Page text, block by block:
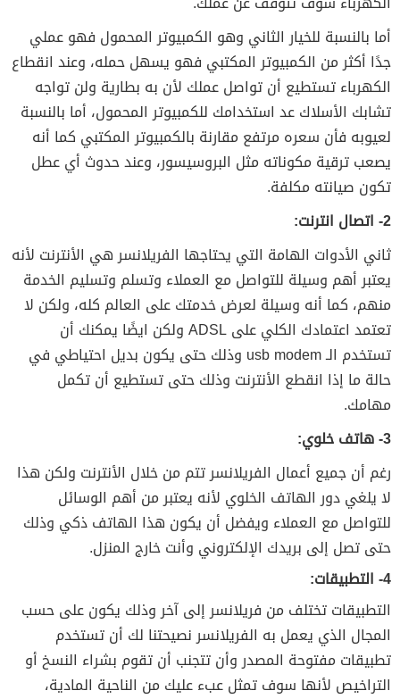
أما بالنسبة للخيار الثاني وهو الكمبيوتر المحمول فهو عملي
جدًا أكثر من الكمبيوتر المكتبي فهو يسهل حمله، وعند انقطاع
الكهرباء تستطيع أن تواصل عملك لأن به بطارية ولن تواجه
تشابك الأسلاك عد استخدامك للكمبيوتر المحمول، أما بالنسبة
لعيوبه فأن سعره مرتفع مقارنة بالكمبيوتر المكتبي كما أنه
يصعب ترقية مكوناته مثل البروسيسور، وعند حدوث أي عطل
تكون صيانته مكلفة.
2- اتصال انترنت:
ثاني الأدوات الهامة التي يحتاجها الفريلانسر هي الأنترنت لأنه
يعتبر أهم وسيلة للتواصل مع العملاء وتسلم وتسليم الخدمة
منهم، كما أنه وسيلة لعرض خدمتك على العالم كله، ولكن لا
تعتمد اعتمادك الكلي على ADSL ولكن ايضًا يمكنك أن
تستخدم الـ usb modem وذلك حتى يكون بديل احتياطي في
حالة ما إذا انقطع الأنترنت وذلك حتى تستطيع أن تكمل
مهامك.
3- هاتف خلوي:
رغم أن جميع أعمال الفريلانسر تتم من خلال الأنترنت ولكن هذا
لا يلغي دور الهاتف الخلوي لأنه يعتبر من أهم الوسائل
للتواصل مع العملاء ويفضل أن يكون هذا الهاتف ذكي وذلك
حتى تصل إلى بريدك الإلكتروني وأنت خارج المنزل.
4- التطبيقات:
التطبيقات تختلف من فريلانسر إلى آخر وذلك يكون على حسب
المجال الذي يعمل به الفريلانسر نصيحتنا لك أن تستخدم
تطبيقات مفتوحة المصدر وأن تتجنب أن تقوم بشراء النسخ أو
التراخيص لأنها سوف تمثل عبء عليك من الناحية المادية،